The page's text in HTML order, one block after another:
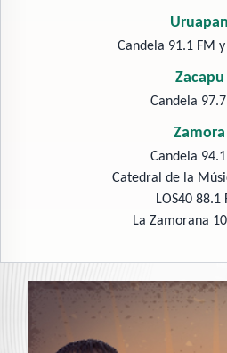
Uruapan
Candela 91.1 FM
Zacapu
Candela
Zamora
Candela
Catedral de la
LOS40 88.1
La Zamorana